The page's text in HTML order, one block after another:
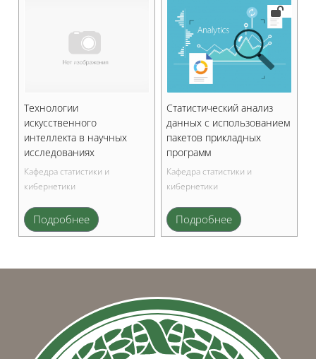
Технологии
искусственного
интеллекта в научных
исследованиях
Кафедра статистики и
кибернетики
Подробнее
Статистический анализ
данных с использованием
пакетов прикладных
программ
Кафедра статистики и
кибернетики
Подробнее